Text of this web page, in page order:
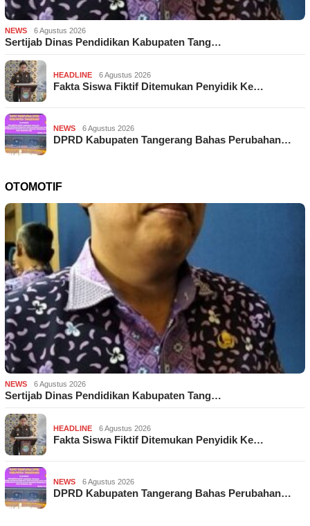
NEWS 6 Agustus 2026
Sertijab Dinas Pendidikan Kabupaten Tang…
HEADLINE 6 Agustus 2026
Fakta Siswa Fiktif Ditemukan Penyidik Ke…
NEWS 6 Agustus 2026
DPRD Kabupaten Tangerang Bahas Perubahan…
OTOMOTIF
NEWS 6 Agustus 2026
Sertijab Dinas Pendidikan Kabupaten Tang…
HEADLINE 6 Agustus 2026
Fakta Siswa Fiktif Ditemukan Penyidik Ke…
NEWS 6 Agustus 2026
DPRD Kabupaten Tangerang Bahas Perubahan…